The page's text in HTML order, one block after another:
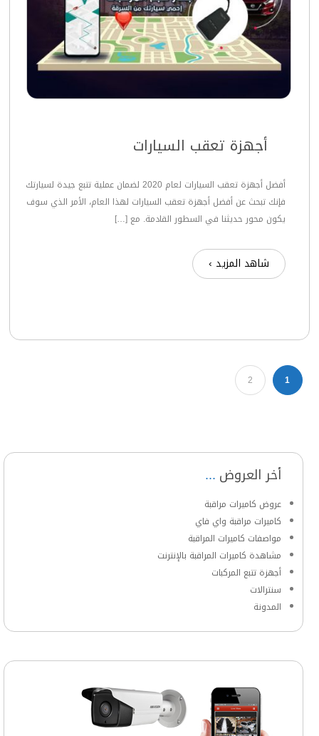
أجهزة تعقب السيارات
أفضل أجهزة تعقب السيارات لعام 2020 لضمان عملية تتبع جيدة لسيارتك
فإنك تبحث عن أفضل أجهزة تعقب السيارات لهذا العام، الأمر الذي سوف
يكون محور حديثنا في السطور القادمة. مع […]
شاهد المزيد ›
1
2
أخر العروض
عروض كاميرات مراقبة
كاميرات مراقبة واي فاي
مواصفات كاميرات المراقبة
مشاهدة كاميرات المراقبة بالإنترنت
أجهزة تتبع المركبات
سنترالات
المدونة